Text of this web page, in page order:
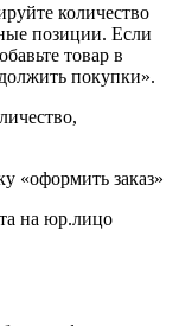
количество
позиции. Если
товар в
покупки».
«оформить заказ»
на юр.лицо